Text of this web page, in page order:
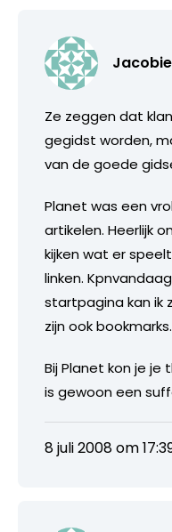
Ze zeggen dat
gegidst worden,
van de goede
Planet was een
artikelen. Heerlijk
kijken wat er
linken.
startpagina kan ik
zijn ook bookmarks.
Bij Planet kon je je
is gewoon een
8 juli 2008 om